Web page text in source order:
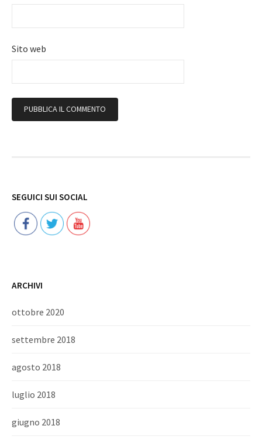
Sito web
SEGUICI SUI SOCIAL
ARCHIVI
ottobre 2020
settembre 2018
agosto 2018
luglio 2018
giugno 2018